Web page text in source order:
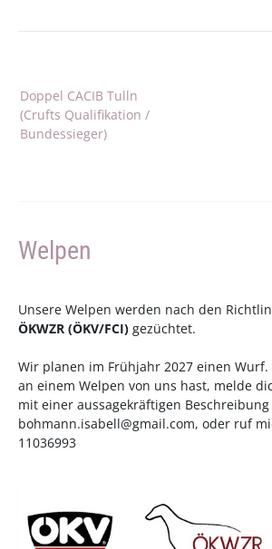
Doppel CACIB Tulln
(Crufts Qualifikation /
Bundessieger)
Welpen
Unsere Welpen werden nach den
ÖKWZR (ÖKV/FCI) gezüchtet.
Wir planen im Frühjahr 2027 einen
an einem Welpen von uns hast, melde
mit einer aussagekräftigen
bohmann.isabell@gmail.com, oder ruf
11036993